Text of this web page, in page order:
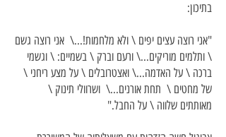
בתיכון:
"אני רוצה עצים יפים \ ולא מלחמות!...\ אני רוצה גשם
\ ותלמים מוריקים...\ ורעם וברק \ בשמיים: \ וגשמי
ברכה \ על האדמה...\ ואצטרובלים \ על מצע ריחני \
של מחטים \ תחת אורנים...\ ושרוולי תינוק \
מאותתים שלווה \ על החבל."